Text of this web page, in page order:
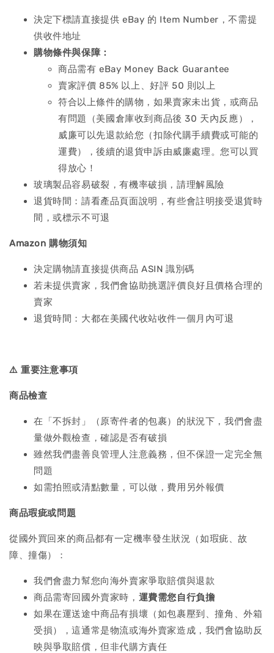
決定下標請直接提供 eBay 的 Item Number，不需提
供收件地址
購物條件與保障：
商品需有 eBay Money Back Guarantee
賣家評價 85% 以上、好評 50 則以上
符合以上條件的購物，如果賣家未出貨，或商品
有問題（美國倉庫收到商品後 30 天內反應），
威廉可以先退款給您（扣除代購手續費或可能的
運費），後續的退貨申訴由威廉處理。您可以買
得放心！
玻璃製品容易破裂，有機率破損，請理解風險
退貨時間：請看產品頁面說明，有些會註明接受退貨時
間，或標示不可退
Amazon購物須知
決定購物請直接提供商品 ASIN 識別碼
若未提供賣家，我們會協助挑選評價良好且價格合理的
賣家
退貨時間：大都在美國代收站收件一個月內可退
⚠️ 重要注意事項
商品檢查
在「不拆封」（原寄件者的包裹）的狀況下，我們會盡
量做外觀檢查，確認是否有破損
雖然我們盡善良管理人注意義務，但不保證一定完全無
問題
如需拍照或清點數量，可以做，費用另外報價
商品瑕疵或問題
從國外買回來的商品都有一定機率發生狀況（如瑕疵、故
障、撞傷）：
我們會盡力幫您向海外賣家爭取賠償與退款
商品需寄回國外賣家時， 運費需您自行負擔
如果在運送途中商品有損壞（如包裹壓到、撞角、外箱
受損），這通常是物流或海外賣家造成，我們會協助反
映與爭取賠償，但非代購方責任